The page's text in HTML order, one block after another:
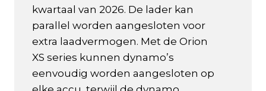
kwartaal van 2026. De lader kan
parallel worden aangesloten voor
extra laadvermogen. Met de Orion
XS series kunnen dynamo’s
eenvoudig worden aangesloten op